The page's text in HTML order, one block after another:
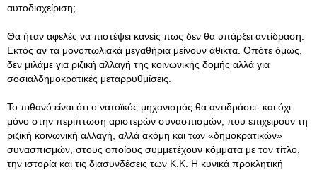
αυτοδιαχείριση;
Θα ήταν αφελές να πιστέψει κανείς πως δεν θα υπάρξει αντίδραση.
Εκτός αν τα μονοπωλιακά μεγαθήρια μείνουν άθικτα. Οπότε όμως,
δεν μιλάμε για ριζική αλλαγή της κοινωνικής δομής αλλά για
σοσιαλδημοκρατικές μεταρρυθμίσεις.
Το πιθανό είναι ότι ο νατοϊκός μηχανισμός θα αντιδράσει- και όχι
μόνο στην περίπτωση αριστερών συνασπισμών, που επιχειρούν τη
ριζική κοινωνική αλλαγή, αλλά ακόμη και των «δημοκρατικών»
συνασπισμών, στους οποίους συμμετέχουν κόμματα με τον τίτλο,
την ιστορία και τις διασυνδέσεις των Κ.Κ. Η κυνικά προκλητική